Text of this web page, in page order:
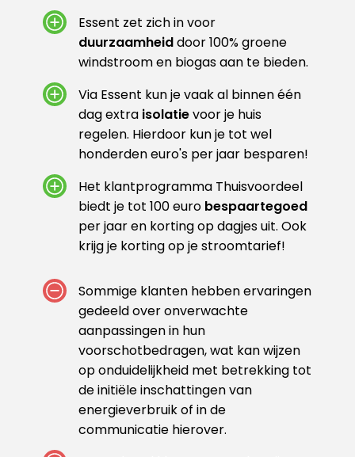
Essent zet zich in voor
duurzaamheiddoor 100% groene
windstroom en biogas aan te bieden.
Via Essent kun je vaak al binnen één
dag extra isolatievoor je huis
regelen. Hierdoor kun je tot wel
honderden euro's per jaar besparen!
Het klantprogramma Thuisvoordeel
biedt je tot 100 euro bespaartegoed
per jaar en korting op dagjes uit. Ook
krijg je korting op je stroomtarief!
Sommige klanten hebben ervaringen
gedeeld over onverwachte
aanpassingen in hun
voorschotbedragen, wat kan wijzen
op onduidelijkheid met betrekking tot
de initiële inschattingen van
energieverbruik of in de
communicatie hierover.